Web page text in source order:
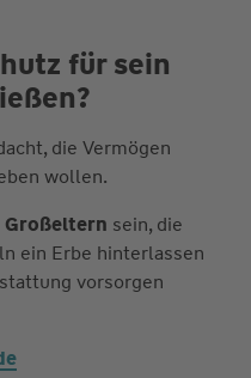
für sein
die Vermögen
wollen.
sein, die
ein Erbe hinterlassen
vorsorgen